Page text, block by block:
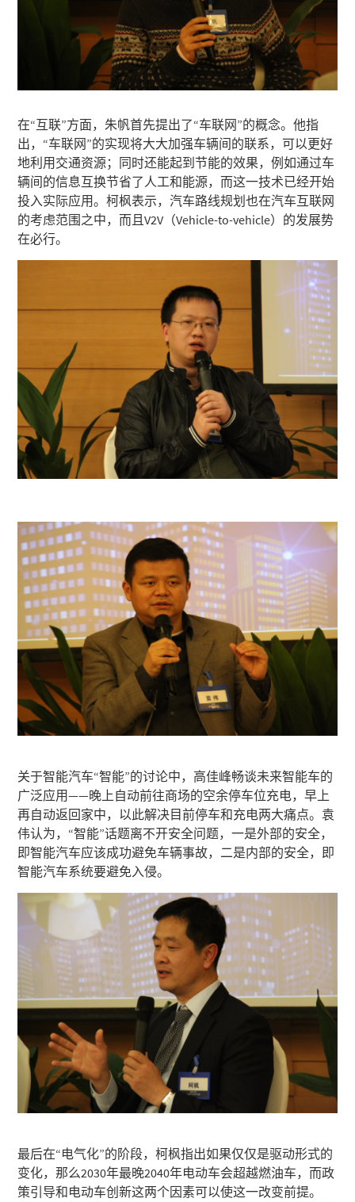
在“互联”方面，朱帆首先提出了“车联网”的概念。他指
出，“车联网”的实现将大大加强车辆间的联系，可以更好
地利用交通资源；同时还能起到节能的效果，例如通过车
辆间的信息互换节省了人工和能源，而这一技术已经开始
投入实际应用。柯枫表示，汽车路线规划也在汽车互联网
的考虑范围之中，而且V2V（Vehicle-to-vehicle）的发展势
在必行。
关于智能汽车“智能”的讨论中，高佳峰畅谈未来智能车的
广泛应用——晚上自动前往商场的空余停车位充电，早上
再自动返回家中，以此解决目前停车和充电两大痛点。袁
伟认为，“智能”话题离不开安全问题，一是外部的安全，
即智能汽车应该成功避免车辆事故，二是内部的安全，即
智能汽车系统要避免入侵。
最后在“电气化”的阶段，柯枫指出如果仅仅是驱动形式的
变化，那么2030年最晚2040年电动车会超越燃油车，而政
策引导和电动车创新这两个因素可以使这一改变前提。